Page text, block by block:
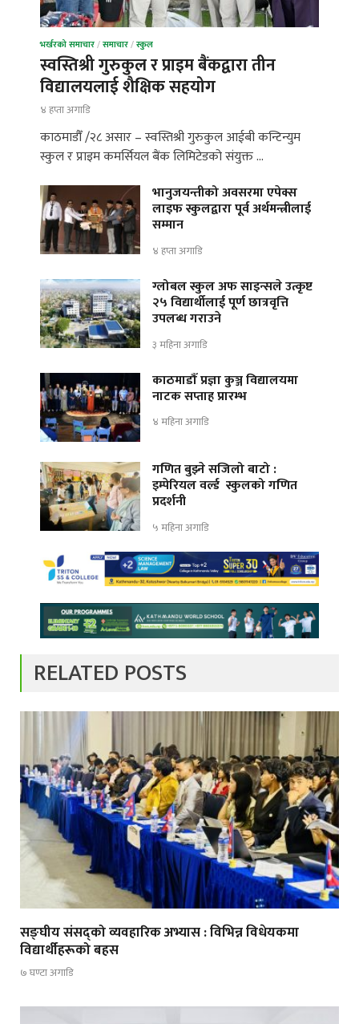
भर्खरको समाचार/समाचार/स्कुल
स्वस्तिश्री गुरुकुल र प्राइम बैंकद्वारा तीन
विद्यालयलाई शैक्षिक सहयोग
४ हप्ता अगाडि
काठमाडौँ /२८ असार – स्वस्तिश्री गुरुकुल आईबी कन्टिन्युम
स्कुल र प्राइम कमर्सियल बैंक लिमिटेडको संयुक्त …
भानुजयन्तीको अवसरमा एपेक्स
लाइफ स्कुलद्वारा पूर्व अर्थमन्त्रीलाई
सम्मान
४ हप्ता अगाडि
ग्लोबल स्कुल अफ साइन्सले उत्कृष्ट
२५ विद्यार्थीलाई पूर्ण छात्रवृत्ति
उपलब्ध गराउने
३ महिना अगाडि
काठमाडौँ प्रज्ञा कुञ्ज विद्यालयमा
नाटक सप्ताह प्रारम्भ
४ महिना अगाडि
गणित बुझ्ने सजिलो बाटो :
इम्पेरियल वर्ल्ड स्कुलको गणित
प्रदर्शनी
५ महिना अगाडि
RELATED POSTS
सङ्घीय संसद्को व्यवहारिक अभ्यास : विभिन्न विधेयकमा
विद्यार्थीहरूको बहस
७ घण्टा अगाडि